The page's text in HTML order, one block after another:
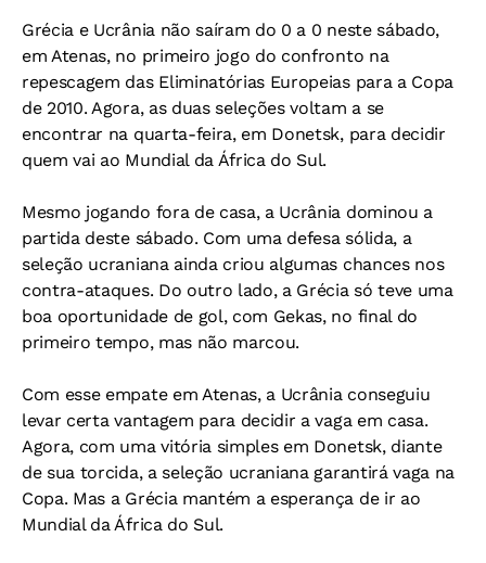
Grécia e Ucrânia não saíram do 0 a 0 neste sábado,
em Atenas, no primeiro jogo do confronto na
repescagem das Eliminatórias Europeias para a Copa
de 2010. Agora, as duas seleções voltam a se
encontrar na quarta-feira, em Donetsk, para decidir
quem vai ao Mundial da África do Sul.
Mesmo jogando fora de casa, a Ucrânia dominou a
partida deste sábado. Com uma defesa sólida, a
seleção ucraniana ainda criou algumas chances nos
contra-ataques. Do outro lado, a Grécia só teve uma
boa oportunidade de gol, com Gekas, no final do
primeiro tempo, mas não marcou.
Com esse empate em Atenas, a Ucrânia conseguiu
levar certa vantagem para decidir a vaga em casa.
Agora, com uma vitória simples em Donetsk, diante
de sua torcida, a seleção ucraniana garantirá vaga na
Copa. Mas a Grécia mantém a esperança de ir ao
Mundial da África do Sul.